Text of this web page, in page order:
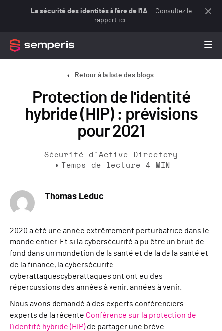
La sécurité des identités à l'ère de l'IA— Consultez le
rapport ici.
Retour à la liste des blogs
Protection de l'identité
hybride (HIP) : prévisions
pour 2021
Sécurité d'Active Directory
Temps de lecture
4 MIN
Thomas Leduc
2020 a été une année extrêmement perturbatrice dans le
monde entier. Et si la cybersécurité a pu être un bruit de
fond dans un mondetion de la santé et de la de la santé et
de la finance, la cybersécurité
cyberattaquescyberattaques ont ont eu des
répercussions des années à venir. années à venir.
Nous avons demandé à des experts conférenciers
experts de la récente Conférence sur la protection de
l'identité hybride (HIP)de partager une brève